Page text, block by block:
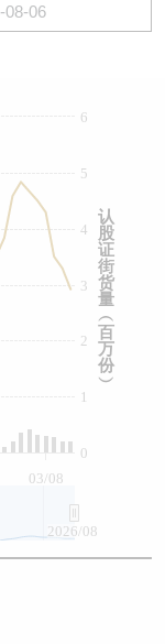
03/08
0
1
2
3
4
5
6
2026/08
认
股
证
街
货
量
︵
百
万
份
︶